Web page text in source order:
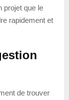
projet que le
rapidement et
de trouver